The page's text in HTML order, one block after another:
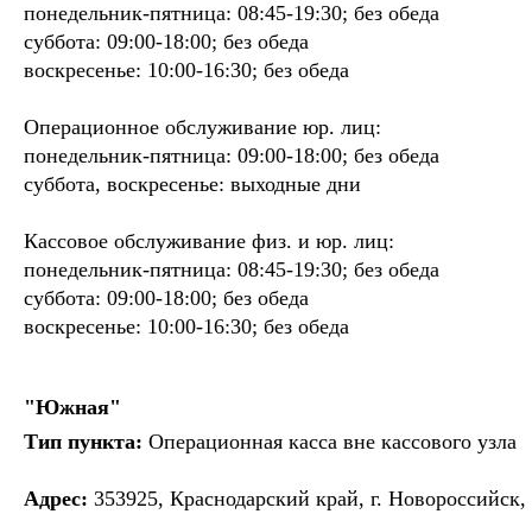
понедельник-пятница: 08:45-19:30; без обеда
суббота: 09:00-18:00; без обеда
воскресенье: 10:00-16:30; без обеда
Операционное обслуживание юр. лиц:
понедельник-пятница: 09:00-18:00; без обеда
суббота, воскресенье: выходные дни
Кассовое обслуживание физ. и юр. лиц:
понедельник-пятница: 08:45-19:30; без обеда
суббота: 09:00-18:00; без обеда
воскресенье: 10:00-16:30; без обеда
"Южная"
Тип пункта: Операционная касса вне кассового узла
Адрес: 353925, Краснодарский край, г.